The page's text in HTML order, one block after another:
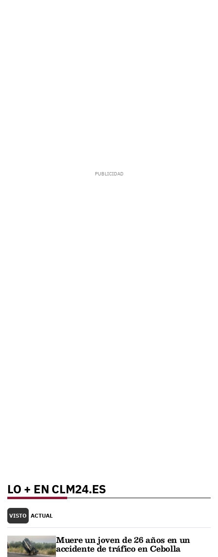
LO + EN CLM24.ES
VISTO ACTUAL
Muere un joven de 26 años en un
accidente de tráfico en Cebolla